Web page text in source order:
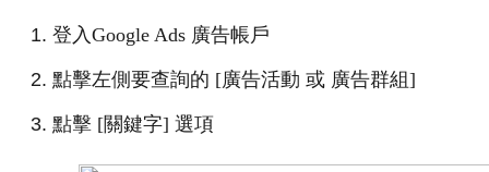
登入Google Ads 廣告帳戶
點擊左側要查詢的 [廣告活動 或 廣告群組]
點擊 [關鍵字] 選項